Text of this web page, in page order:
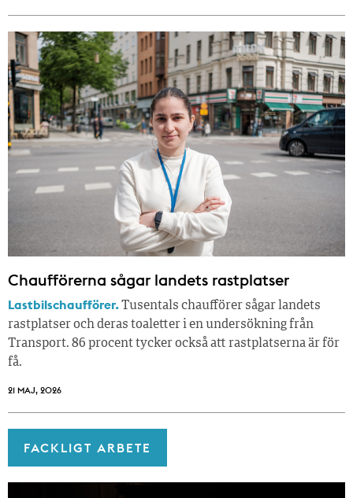
Chaufförerna sågar landets rastplatser
Lastbilschaufförer.Tusentals chaufförer sågar landets
rastplatser och deras toaletter i en undersökning från
Transport. 86 procent tycker också att rastplatserna är för
få.
21 MAJ, 2026
FACKLIGT ARBETE